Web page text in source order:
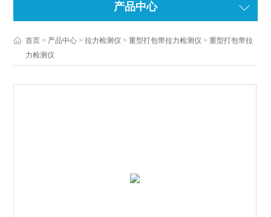
产品中心
首页 > 产品中心 >拉力检测仪 >重型打包带拉力检测仪 > 重型打包带拉
力检测仪